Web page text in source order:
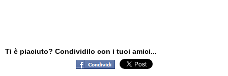
Ti è piaciuto? Condividilo con i tuoi amici...